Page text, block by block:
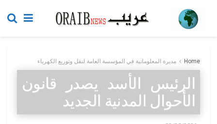
Home مديرة المعلوماتية في المؤسسة العامة لنقل وتوزيع الكهرباء
الرئيس الأسد يصدر قانون
الأحوال المدنية الجديد